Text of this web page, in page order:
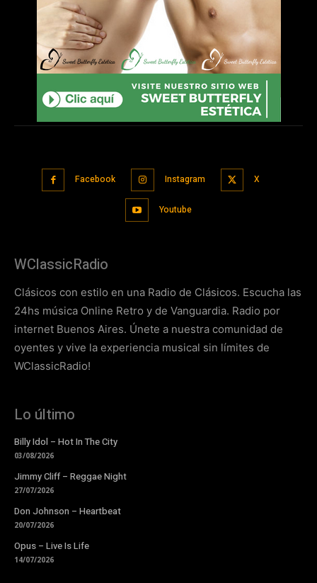
Facebook Instagram X
Youtube
WClassicRadio
Clásicos con estilo en una Radio de Clásicos. Escucha las
24hs música Online Retro y de Vanguardia. Radio por
internet Buenos Aires. Únete a nuestra comunidad de
oyentes y vive la experiencia musical sin límites de
WClassicRadio!
Lo último
Billy Idol – Hot In The City
03/08/2026
Jimmy Cliff – Reggae Night
27/07/2026
Don Johnson – Heartbeat
20/07/2026
Opus – Live Is Life
14/07/2026